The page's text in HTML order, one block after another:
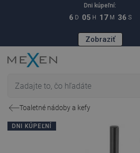
Dni kúpeľní:
6 D 05 H 17 M 35 S
Zobraziť
Toaletné nádoby a kefy
DNI KÚPEĽNÍ